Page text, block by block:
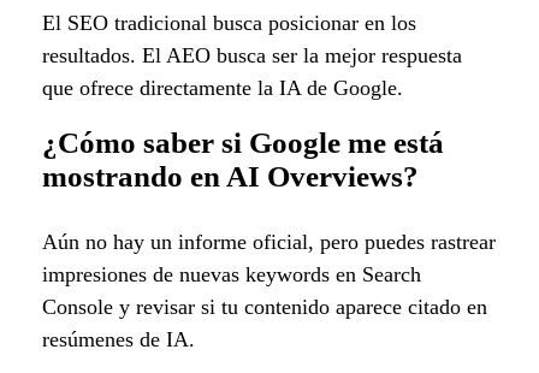
El SEO tradicional busca posicionar en los
resultados. El AEO busca ser la mejor respuesta
que ofrece directamente la IA de Google.
¿Cómo saber si Google me está
mostrando en AI Overviews?
Aún no hay un informe oficial, pero puedes rastrear
impresiones de nuevas keywords en Search
Console y revisar si tu contenido aparece citado en
resúmenes de IA.